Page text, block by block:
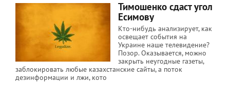
Тимошенко сдаст угол
Есимову
Кто-нибудь анализирует, как
освещает события на
Украине наше телевидение?
Позор. Оказывается, можно
закрыть неугодные газеты,
заблокировать любые казахстанские сайты, а поток
дезинформации и лжи, кото